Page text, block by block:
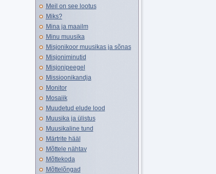
Meil on see lootus
Miks?
Mina ja maailm
Minu muusika
Misjonikoor muusikas ja sõnas
Misjoniminutid
Misjonipeegel
Missioonikandja
Monitor
Mosaiik
Muudetud elude lood
Muusika ja ülistus
Muusikaline tund
Märtrite hääl
Mõttele nähtav
Mõttekoda
Mõttelõngad